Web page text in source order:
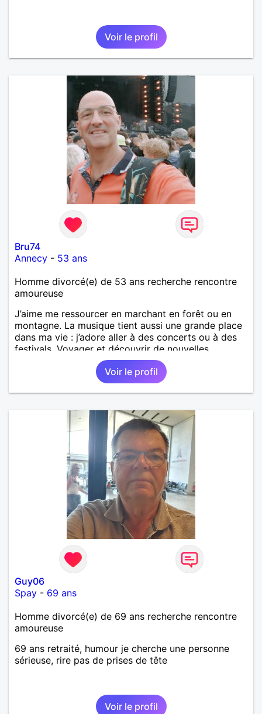
Voir le profil
Bru74
Annecy - 53 ans
Homme divorcé(e) de 53 ans recherche rencontre
amoureuse
J’aime me ressourcer en marchant en forêt ou en
montagne. La musique tient aussi une grande place
dans ma vie : j’adore aller à des concerts ou à des
festivals. Voyager et découvrir de nouvelles
cultures, c’est ce qui m’inspire le plus. J’aimerais
rencontrer quelqu’un avec qui partager ces
moments simples et sincères.
Voir le profil
Guy06
Spay - 69 ans
Homme divorcé(e) de 69 ans recherche rencontre
amoureuse
69 ans retraité, humour je cherche une personne
sérieuse, rire pas de prises de tête
Voir le profil